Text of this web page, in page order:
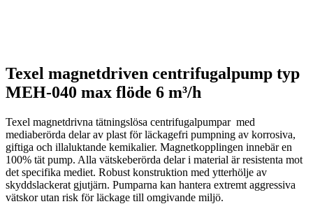
Texel magnetdriven centrifugalpump typ
MEH-040 max flöde 6 m³/h
Texel magnetdrivna tätningslösa centrifugalpumpar med
mediaberörda delar av plast för läckagefri pumpning av korrosiva,
giftiga och illaluktande kemikalier. Magnetkopplingen innebär en
100% tät pump. Alla vätskeberörda delar i material är resistenta mot
det specifika mediet. Robust konstruktion med ytterhölje av
skyddslackerat gjutjärn. Pumparna kan hantera extremt aggressiva
vätskor utan risk för läckage till omgivande miljö.